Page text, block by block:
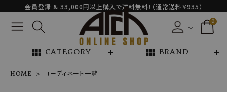
会員登録 & 33,000円以上購入で送料無料！（通常送料￥935）
0
view_module CATEGORY view_module BRAND
HOME コーディネート一覧